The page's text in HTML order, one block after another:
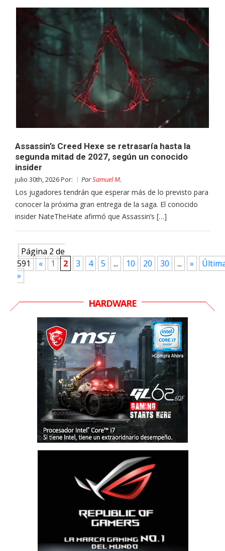
Assassin’s Creed Hexe se retrasaría hasta la
segunda mitad de 2027, según un conocido
insider
julio 30th, 2026 Por: PorSamuel M.
Los jugadores tendrán que esperar más de lo previsto para
conocer la próxima gran entrega de la saga. El conocido
insider NateTheHate afirmó que Assassin’s […]
Página 2 de
591
« 1 2 3 4 5 ... 10 20 30 ... »
»
HARDWARE